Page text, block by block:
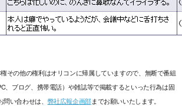
その他の権利はオリコンに帰属していますので、無断で番組
、ブログ、携帯電話）や雑誌等で掲載するといった行為は固
い合わせは、 弊社広報企画部までお願いいたします。